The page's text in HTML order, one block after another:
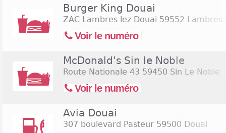
Burger King Douai
ZAC Lambres lez Douai 59552 Lambres
Voir le numéro
McDonald's Sin le Noble
Route Nationale 43 59450 Sin Le Noble
Voir le numéro
Avia Douai
307 boulevard Pasteur 59500 Douai